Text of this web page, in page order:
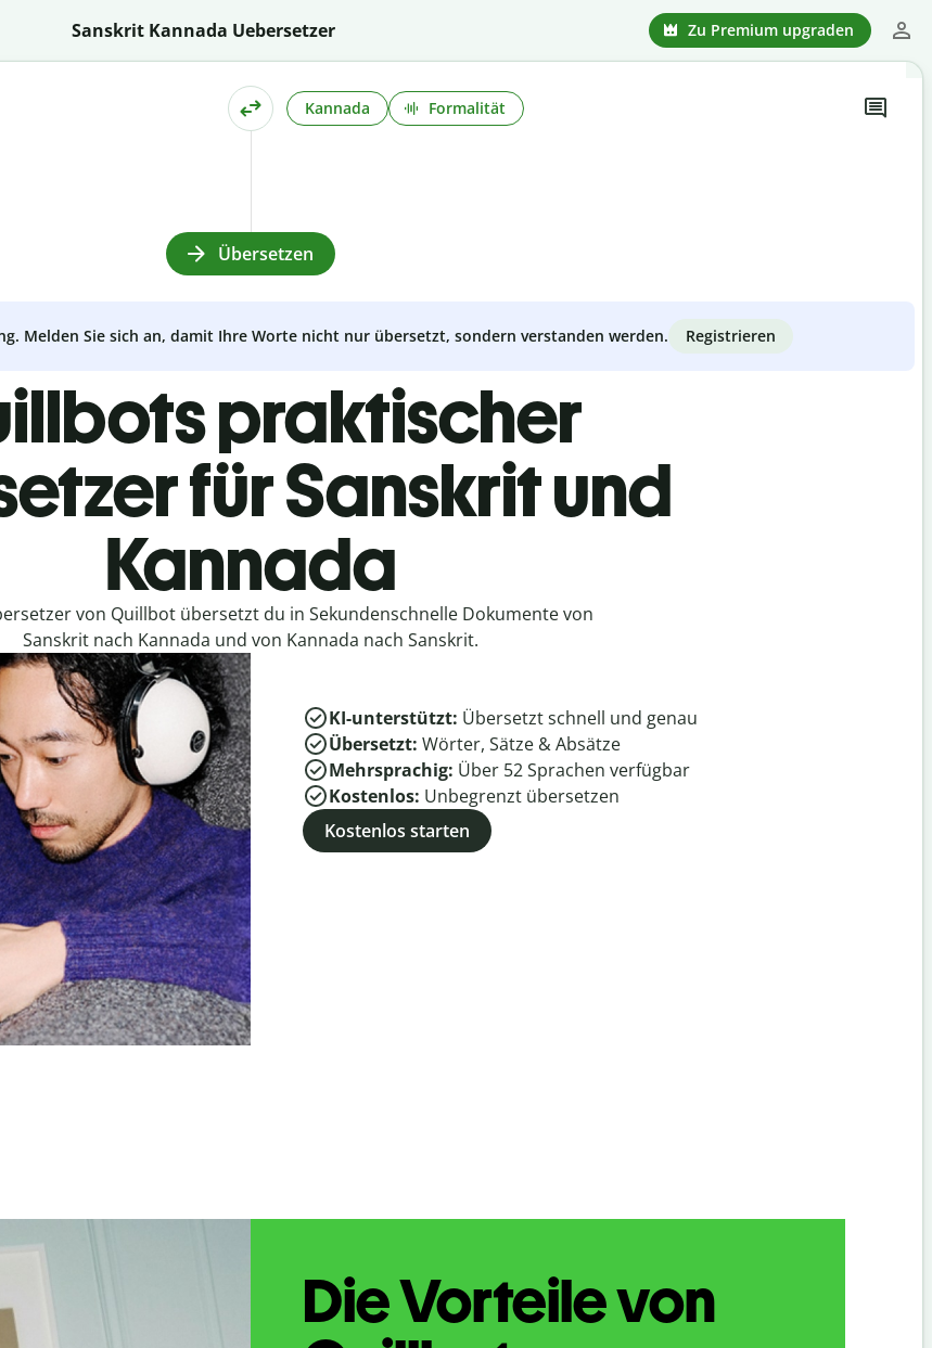
Sanskrit Kannada Uebersetzer Zu Premium upgraden
Kannada Formalität
Übersetzen
Melden Sie sich an, damit Ihre Worte nicht nur übersetzt, sondern verstanden werden. Registrieren
praktischer
für Sanskrit und
Kannada
von Quillbot übersetzt du in Sekundenschnelle Dokumente von
Sanskrit nach Kannada und von Kannada nach Sanskrit.
KI-unterstützt: Übersetzt schnell und genau
Übersetzt: Wörter, Sätze & Absätze
Mehrsprachig: Über 52Sprachen verfügbar
Kostenlos: Unbegrenzt übersetzen
Kostenlos starten
Die Vorteile von